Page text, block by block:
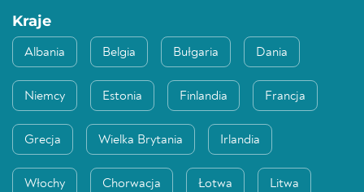
Kraje
Albania Belgia Bułgaria Dania
Niemcy Estonia Finlandia Francja
Grecja Wielka Brytania Irlandia
Włochy Chorwacja Łotwa Litwa